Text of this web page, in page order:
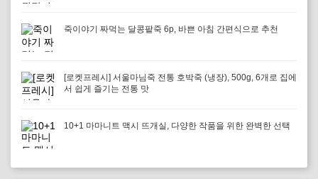
죽이야기 짜먹는 달콩팥죽 6p, 바쁜 아침 간편식으로 추천
[로켓프레시] 서울마님죽 전통 호박죽 (냉장), 500g, 6개로 집에
서 쉽게 즐기는 전통 맛
10+1 마마니트 맥시 뜨개실, 다양한 작품을 위한 완벽한 선택